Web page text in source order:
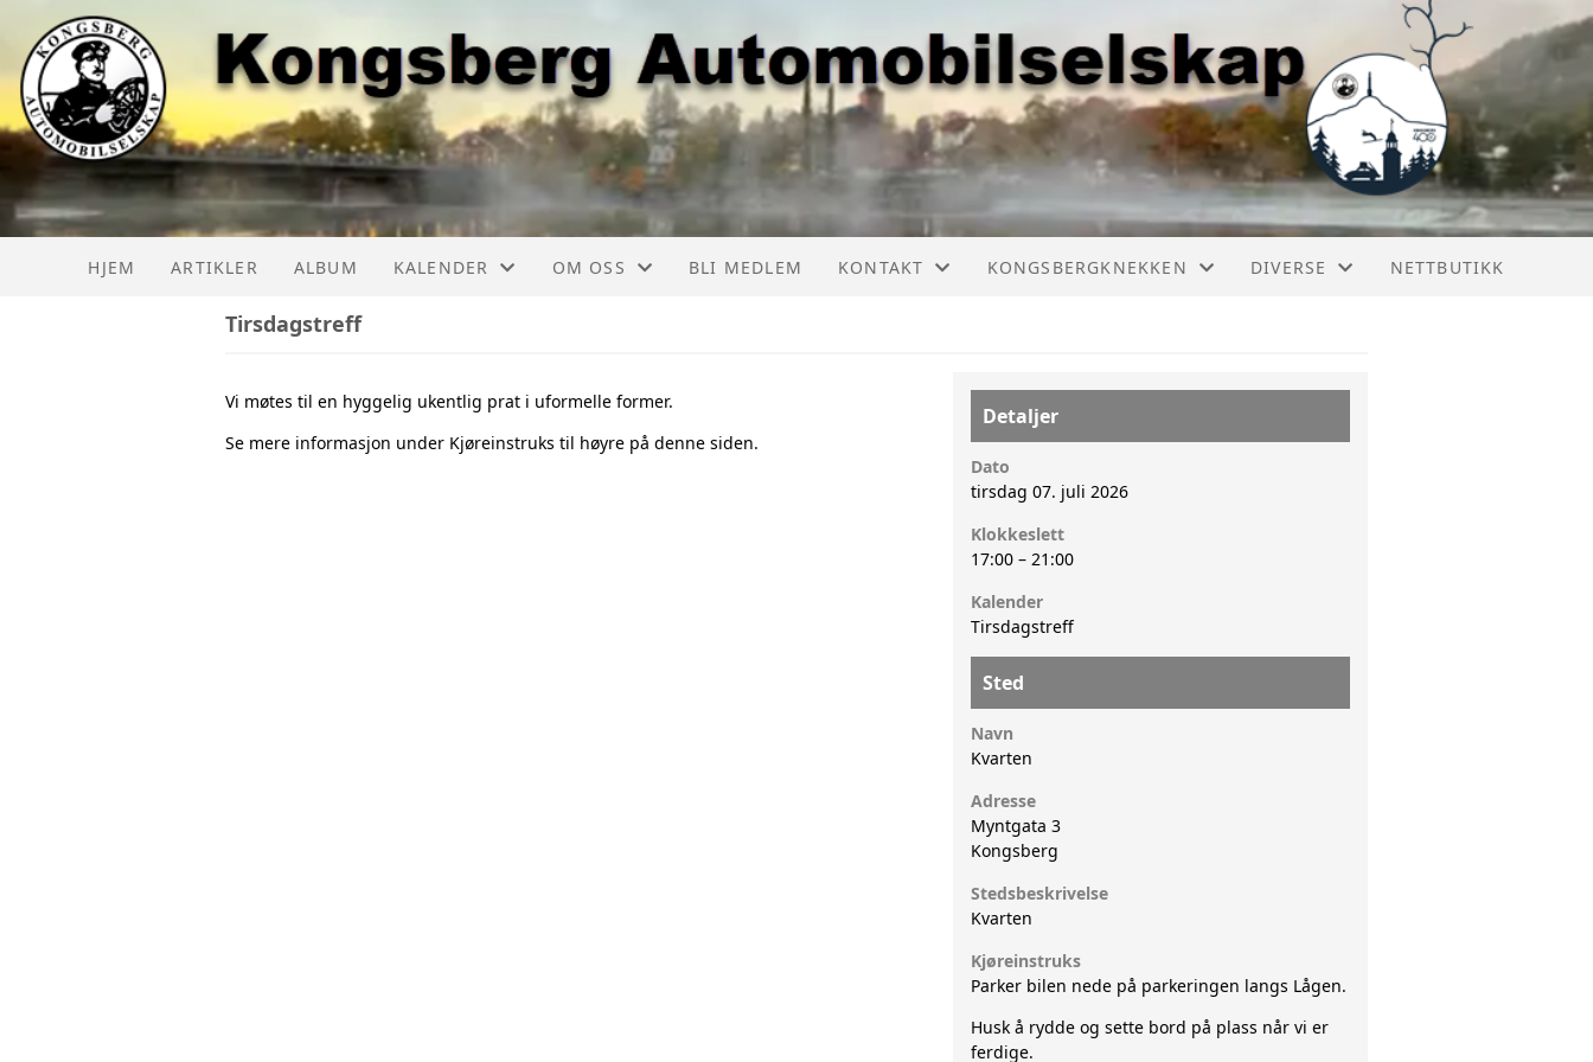
HJEM ARTIKLER ALBUM KALENDER
LMK AKTIVITETSKALENDER
OM OSS
AKTIVITETER
BLI MEDLEM KONTAKT
KONGSBERGKNEKKEN
KONGSBERGKNEKKEN
KONGSBERGKNEKKEN 2025
KONGSBERGKNEKKEN 2024
KONGSBERGKNEKKEN 2023
KONGSBERGKNEKKEN HISTORIE
DIVERSE
RESTAURERING
NETTBUTIKK
Tirsdagstreff
Vi møtes til en hyggelig ukentlig prat i uformelle former.
Se mere informasjon under Kjøreinstruks til høyre på denne siden.
Detaljer
Dato
tirsdag 07. juli 2026
Klokkeslett
17:00 – 21:00
Kalender
Tirsdagstreff
Sted
Navn
Kvarten
Adresse
Myntgata 3
Kongsberg
Stedsbeskrivelse
Kvarten
Kjøreinstruks
Parker bilen nede på parkeringen langs Lågen.
Husk å rydde og sette bord på plass når vi er
ferdige.